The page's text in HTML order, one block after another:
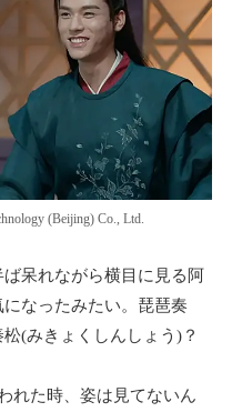
(Beijing) Co., Ltd.
呆れながら横目に見る阿
なったみたい。琵琶奏
(みきょくしんしょう)？
れた時、姿は見てないん